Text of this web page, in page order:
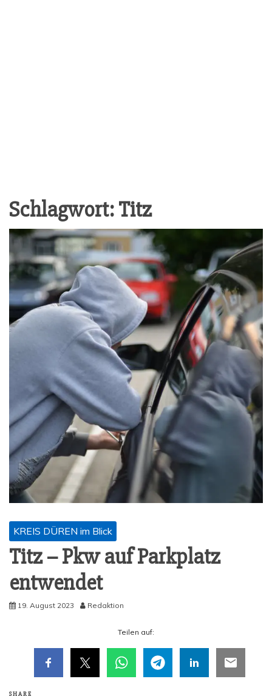
Schlagwort:Titz
KREIS DÜREN im Blick
Titz – Pkw auf Park­platz
entwendet
19. August 2023 Redaktion
Tei­len auf:
SHARE